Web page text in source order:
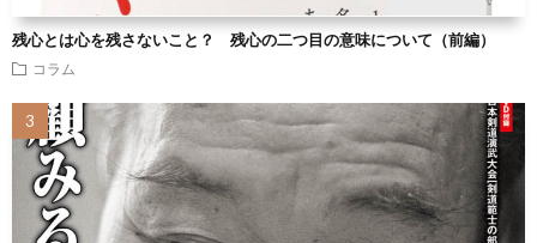
残心とは心を残さないこと？ 残心の二つ目の意味について（前編）
コラム